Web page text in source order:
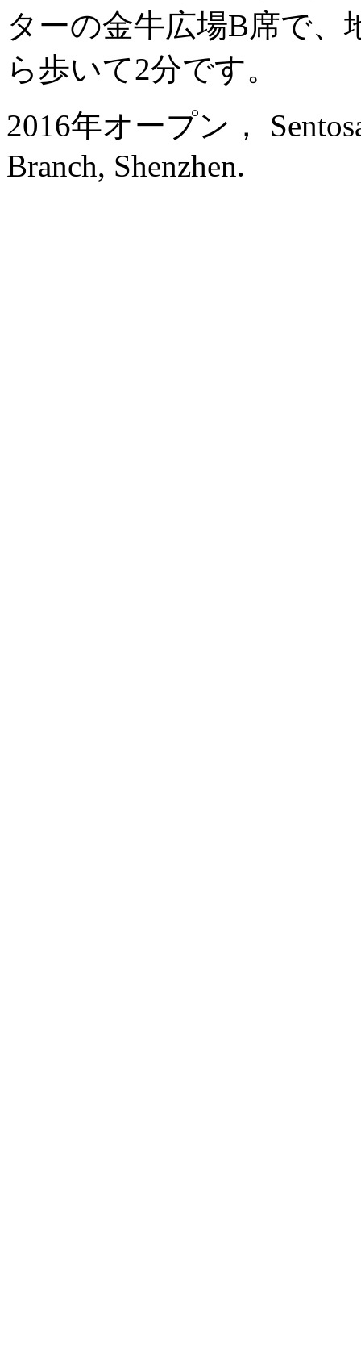
ターの金牛広場B席で、
ら歩いて2分です。
2016年オープン，
Branch, Shenzhen.